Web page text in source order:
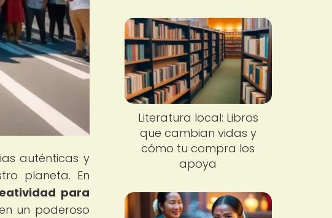
auténticas y
planeta. En
para
un poderoso
Literatura local: Libros
que cambian vidas y
cómo tu compra los
apoya